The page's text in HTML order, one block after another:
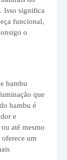
Isso significa
funcional,
o
bambu
que
bambu é
e
até mesmo
um